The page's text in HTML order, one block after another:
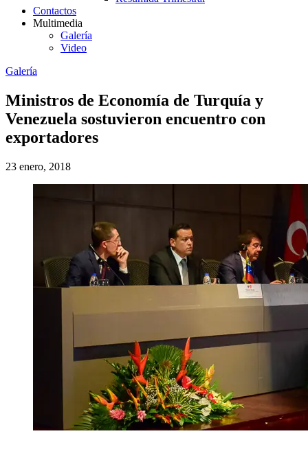
Contactos
Multimedia
Galería
Video
Galería
Ministros de Economía de Turquía y
Venezuela sostuvieron encuentro con
exportadores
23 enero, 2018